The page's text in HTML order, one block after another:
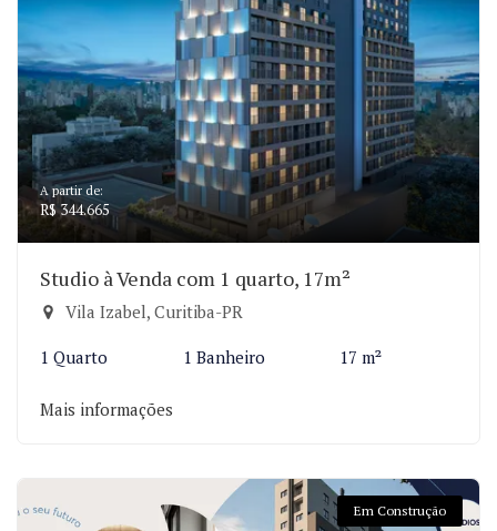
A partir de:
R$ 344.665
Studio à Venda com 1 quarto, 17m²
Vila Izabel, Curitiba-PR
1 Quarto 1 Banheiro 17 m²
Mais informações
Em Construção